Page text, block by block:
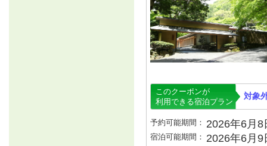
このクーポンが
利用できる宿泊プラン
対象
予約可能期間： 2026年6月
宿泊可能期間： 2026年6月